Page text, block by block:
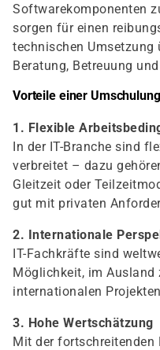
Softwarekomponenten
sorgen für einen
technischen Umsetzung
Beratung, Betreuung
Vorteile einer
1. Flexible
In der IT-Branche sind
verbreitet – dazu
Gleitzeit oder
gut mit privaten
2. Internationale
IT-Fachkräfte sind
Möglichkeit, im Ausland
internationalen
3. Hohe Wertschätzung
Mit der